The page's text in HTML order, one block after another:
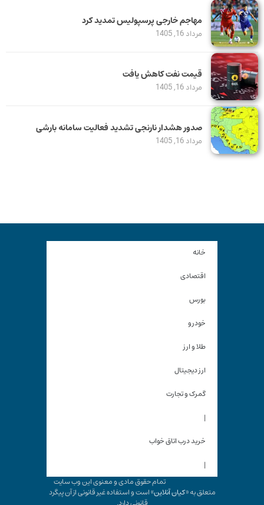
مهاجم خارجی پرسپولیس تمدید کرد
مرداد 16, 1405
قیمت نفت کاهش یافت
مرداد 16, 1405
صدور هشدار نارنجی تشدید فعالیت سامانه بارشی
مرداد 16, 1405
خانه
اقتصادی
بورس
خودرو
طلا و ارز
ارز دیجیتال
گمرک و تجارت
|
خرید درب اتاق خواب
|
تمام حقوق مادی و معنوی این وب سایت
متعلق به «کیان آنلاین» است و استفاده غیر قانونی از آن پیگرد